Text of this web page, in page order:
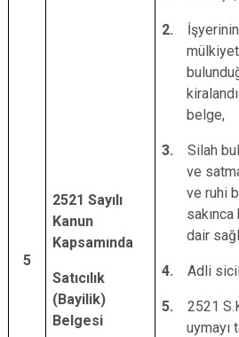
5
2521 Sayılı
Kanun
Kapsamında
Satıcılık
(Bayilik)
Belgesi
2.
belge,
3. Silah
ve
ve ruhi
sakınca
dair
4. Adli
5. 2521
uymayı